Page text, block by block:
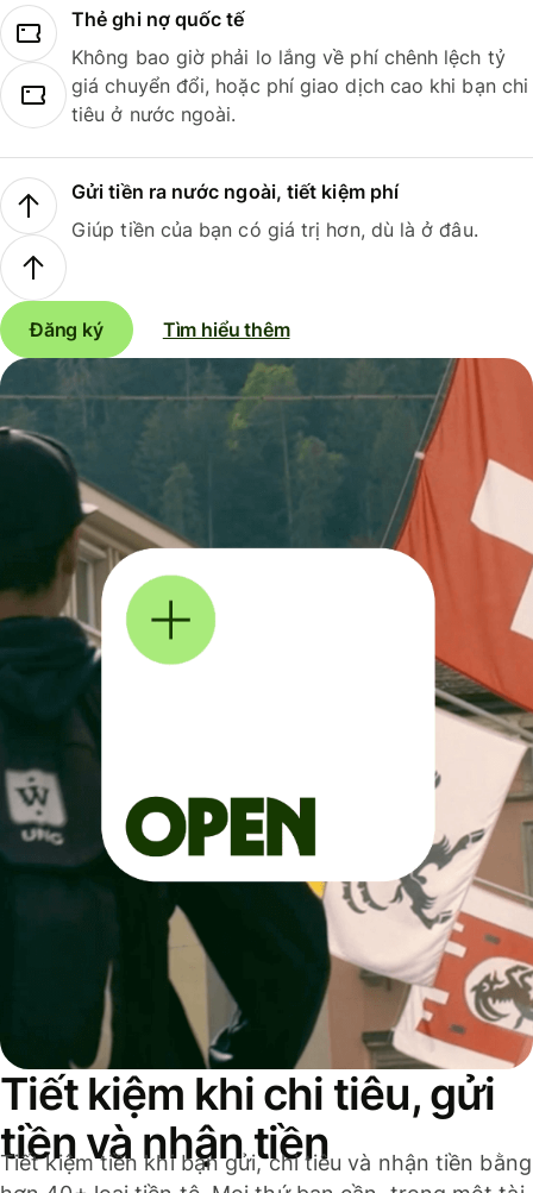
Thẻ ghi nợ quốc tế
Không bao giờ phải lo lắng về phí chênh lệch tỷ
giá chuyển đổi, hoặc phí giao dịch cao khi bạn chi
tiêu ở nước ngoài.
Gửi tiền ra nước ngoài, tiết kiệm phí
Giúp tiền của bạn có giá trị hơn, dù là ở đâu.
Đăng ký Tìm hiểu thêm
Tiết kiệm khi chi tiêu, gửi
tiền và nhận tiền
Tiết kiệm tiền khi bạn gửi, chi tiêu và nhận tiền bằng